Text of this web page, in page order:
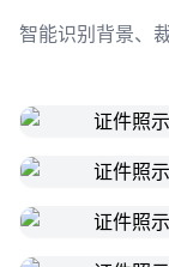
智能识别背景、